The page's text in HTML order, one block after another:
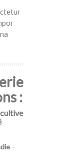
:
–